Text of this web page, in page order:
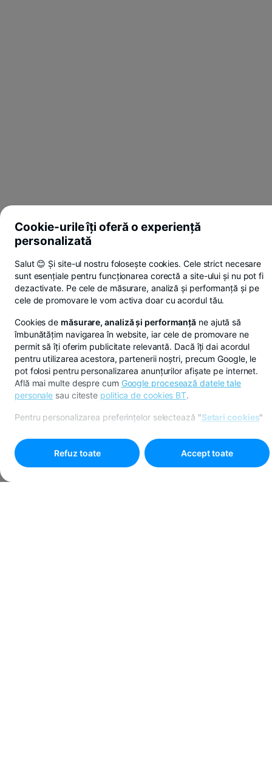
Cookie-urile îți oferă o experiență
personalizată
Salut 😊 Și site-ul nostru folosește cookies. Cele strict necesare
sunt esențiale pentru funcționarea corectă a site-ului și nu pot fi
dezactivate. Pe cele de măsurare, analiză și performanță și pe
cele de promovare le vom activa doar cu acordul tău.
Cookies de măsurare, analiză și performanță ne ajută să
îmbunătățim navigarea în website, iar cele de promovare ne
permit să îți oferim publicitate relevantă. Dacă îți dai acordul
pentru utilizarea acestora, partenerii noștri, precum Google, le
pot folosi pentru personalizarea anunțurilor afișate pe internet.
Află mai multe despre cum Google procesează datele tale
personale sau citeste politica de cookies BT.
Pentru personalizarea preferințelor selectează "Setari cookies"
Refuz toate Accept toate